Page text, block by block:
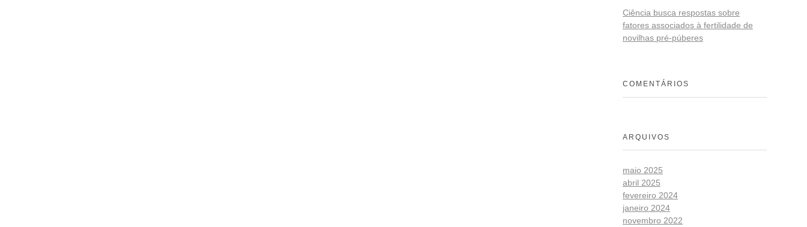
Ciência busca respostas sobre
fatores associados à fertilidade de
novilhas pré-púberes
COMENTÁRIOS
ARQUIVOS
maio 2025
abril 2025
fevereiro 2024
janeiro 2024
novembro 2022